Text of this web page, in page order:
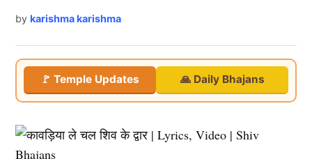
by karishma karishma
🚩 Temple Updates 🙏 Daily Bhajans